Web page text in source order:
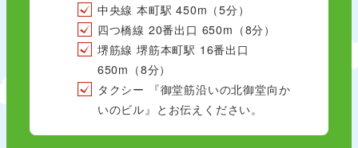
中央線 本町駅 450m（5分）
四つ橋線 20番出口 650m（8分）
堺筋線 堺筋本町駅 16番出口
650m（8分）
タクシー 『御堂筋沿いの北御堂向か
いのビル』とお伝えください。